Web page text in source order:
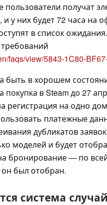
получат
у них будет 72 часа на
в список
faqs/view/5843-1C80-
быть в хорошем
в Steam до 27
регистрация на одно
платежные
дубликатов
моделей и будет
бронирование — по
был отобран.
система